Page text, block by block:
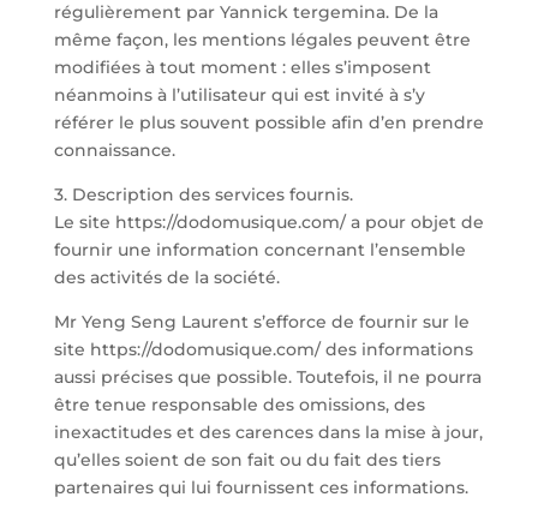
régulièrement par Yannick tergemina. De la
même façon, les mentions légales peuvent être
modifiées à tout moment : elles s’imposent
néanmoins à l’utilisateur qui est invité à s’y
référer le plus souvent possible afin d’en prendre
connaissance.
3. Description des services fournis.
Le site https://dodomusique.com/ a pour objet de
fournir une information concernant l’ensemble
des activités de la société.
Mr Yeng Seng Laurent s’efforce de fournir sur le
site https://dodomusique.com/ des informations
aussi précises que possible. Toutefois, il ne pourra
être tenue responsable des omissions, des
inexactitudes et des carences dans la mise à jour,
qu’elles soient de son fait ou du fait des tiers
partenaires qui lui fournissent ces informations.